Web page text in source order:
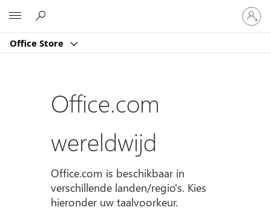
Office Store
Meld
je
aan
je
Office.com
wereldwijd
Office.com is beschikbaar in
verschillende landen/regio's. Kies
hieronder uw taalvoorkeur.